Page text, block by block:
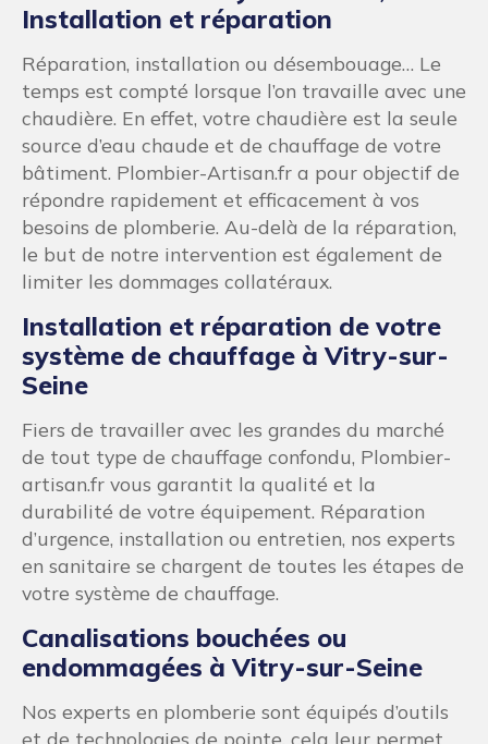
et de technologies de pointe, cela leur permet
de détecter rapidement les problèmes liés à
votre plomberie. Une fois détectés et identifiés,
les obstructions dans vos canalisations sont
rapidement éliminées. Pour ce type de
problème de plomberie, nous comprenons
l’urgence de la situation et nous nous engageons
à intervenir rapidement pour que les dégâts
soient moindres.
Chasse d’eau défectueuse à Vitry-
Une chasse d’eau est défectueuse dans votre
bâtiment à Vitry-sur-Seine ? Pour un service de
contactez nos équipes de professionnels de la
plomberie.
Au-delà de la réparation de chasse d’eau, nos
plombiers peuvent également réaliser le
remplacement de vos toilettes ! Contactez-nous
pour en savoir plus sur nos interventions
sanitaires.
Installation et réparation de Pompe
à chaleur à Vitry-sur-Seine
Montage, installation, mise en service, entretien